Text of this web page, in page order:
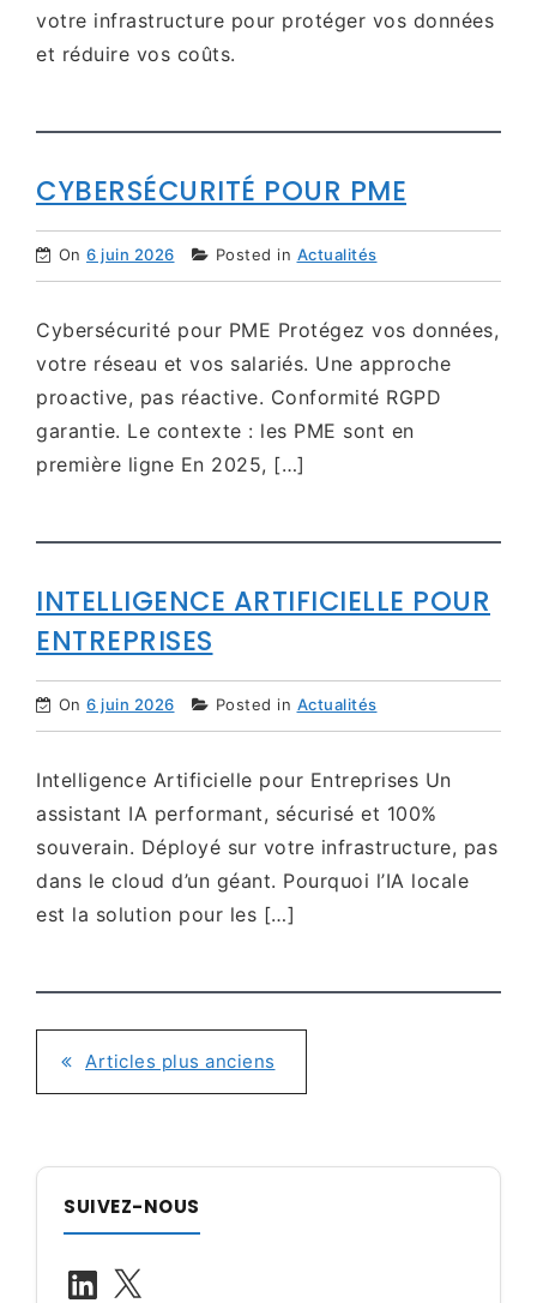
votre infrastructure pour protéger vos données
et réduire vos coûts.
CYBERSÉCURITÉ POUR PME
On 6 juin 2026 Posted in Actualités
Cybersécurité pour PME Protégez vos données,
votre réseau et vos salariés. Une approche
proactive, pas réactive. Conformité RGPD
garantie. Le contexte : les PME sont en
première ligne En 2025, […]
INTELLIGENCE ARTIFICIELLE POUR
ENTREPRISES
On 6 juin 2026 Posted in Actualités
Intelligence Artificielle pour Entreprises Un
assistant IA performant, sécurisé et 100%
souverain. Déployé sur votre infrastructure, pas
dans le cloud d’un géant. Pourquoi l’IA locale
est la solution pour les […]
NAVIGATION
Articles plus anciens
SUIVEZ-NOUS
LinkedIn
X